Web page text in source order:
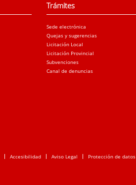
Trámites
Sede electrónica
Quejas y sugerencias
Licitación Local
Licitación Provincial
Subvenciones
Canal de denuncias
Accesibilidad Aviso Legal Protección de datos